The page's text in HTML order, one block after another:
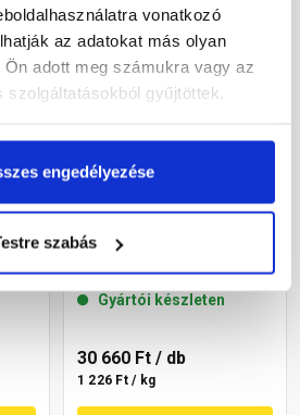
vonatkozó
az adatokat más olyan
adott meg számukra vagy az
szolgáltatásokból gyűjtöttek.
engedélyezése
szabás
Masterplast
Thermomaster szilikon
14-C 25 kg
Gyártói készleten
30 660 Ft / db
1 226 Ft / kg